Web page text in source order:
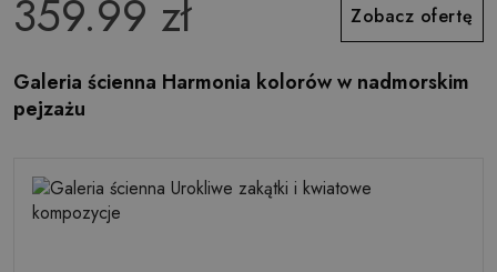
359.99 zł Zobacz ofertę
Galeria ścienna Harmonia kolorów w nadmorskim
pejzażu